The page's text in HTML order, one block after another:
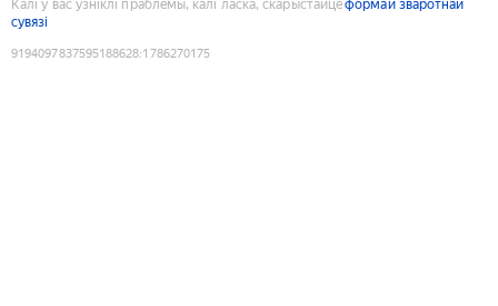
Калі ў вас узніклі праблемы, калі ласка, скарыстайцеформай зваротнай
сувязі
9194097837595188628:1786270175